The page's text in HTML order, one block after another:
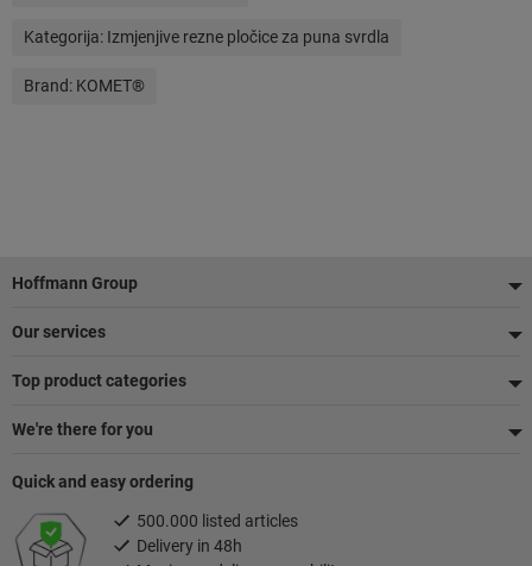
Kategorija: Izmjenjive rezne pločice za puna svrdla
Brand: KOMET®
Podnožje
Hoffmann Group
Our services
Top product categories
We're there for you
Quick and easy ordering
500.000 listed articles
Delivery in 48h